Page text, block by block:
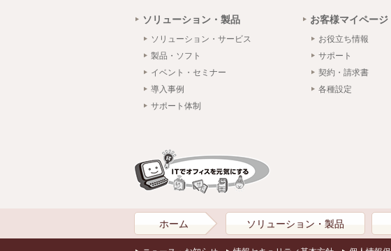
ソリューション・製品
ソリューション・サービス
製品・ソフト
イベント・セミナー
導入事例
サポート体制
お客様マイページ
お役立ち情報
サポート
契約・請求書
各種設定
ホーム ソリューション・製品